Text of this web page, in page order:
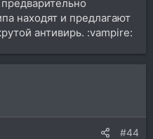
находят и предлагают
антивирь. :vampire:
#44